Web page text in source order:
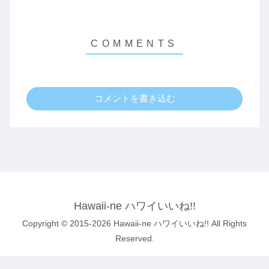
コメントを書き込む
Hawaii-ne ハワイいいね!!
Copyright © 2015-2026 Hawaii-ne ハワイいいね!! All Rights
Reserved.